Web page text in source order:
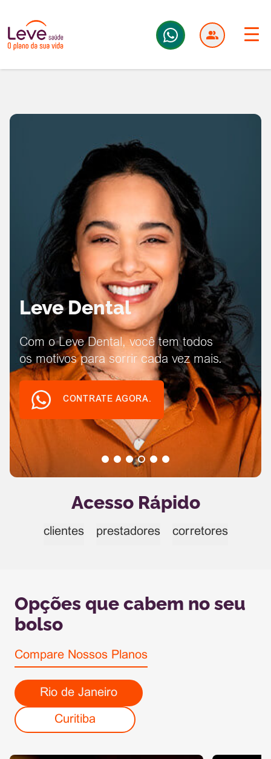
Leve Saúde
Leve Dental
Com o Leve Dental, você tem todos
os motivos para sorrir cada vez mais.
CONTRATE AGORA.
Acesso Rápido
clientes prestadores corretores
Opções que cabem no seu
bolso
Compare Nossos Planos
Rio de Janeiro
Curitiba